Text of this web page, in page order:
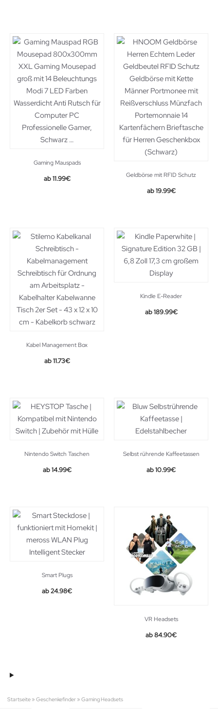
Gaming Mauspads
Original
11.99€Current
Geldbörse mit RFID Schutz
19.99€
Kabel Management Box
Original
11.73€Current
Kindle E-Reader
189.99€
Nintendo Switch Taschen
14.99€
Selbst rührende Kaffeetassen
10.99€
Smart Plugs
Original
24.98€Current
VR Headsets
Original
84.90€Current
Startseite » Geschenkefinder » Gaming Headsets